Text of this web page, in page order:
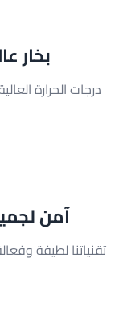
بخار
آمن
تقنياتنا لطيفة